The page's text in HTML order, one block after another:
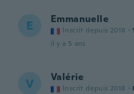
E Emmanuelle
Inscrit depuis 2018 ·
il y a 5 ans
V Valérie
Inscrit depuis 2018 ·